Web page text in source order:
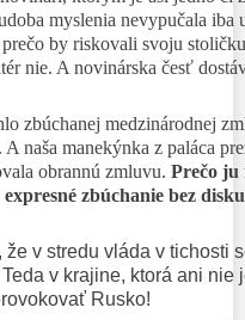
myslenia nevypučala
by riskovali svoju
nie. A novinárska česť
zbúchanej medzinárodnej
naša manekýnka z paláca
obrannú zmluvu. Prečo ju
zbúchanie bez
v stredu vláda v tichosti
v krajine, ktorá ani nie
Rusko!